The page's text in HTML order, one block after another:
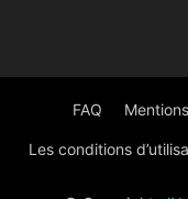
FAQ
Les conditions